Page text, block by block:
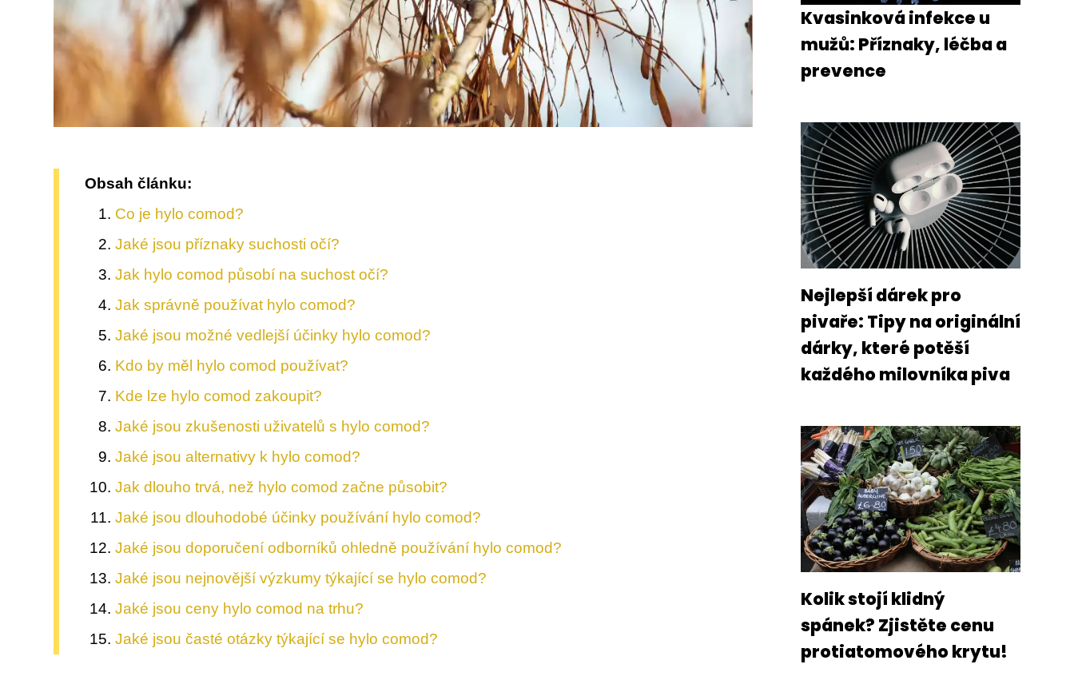
Obsah článku:
Co je hylo comod?
Jaké jsou příznaky suchosti očí?
Jak hylo comod působí na suchost očí?
Jak správně používat hylo comod?
Jaké jsou možné vedlejší účinky hylo comod?
Kdo by měl hylo comod používat?
Kde lze hylo comod zakoupit?
Jaké jsou zkušenosti uživatelů s hylo comod?
Jaké jsou alternativy k hylo comod?
Jak dlouho trvá, než hylo comod začne působit?
Jaké jsou dlouhodobé účinky používání hylo comod?
Jaké jsou doporučení odborníků ohledně používání hylo comod?
Jaké jsou nejnovější výzkumy týkající se hylo comod?
Jaké jsou ceny hylo comod na trhu?
Jaké jsou časté otázky týkající se hylo comod?
Kvasinková infekce u
mužů: Příznaky, léčba a
prevence
Nejlepší dárek pro
pivaře: Tipy na originální
dárky, které potěší
každého milovníka piva
Kolik stojí klidný
spánek? Zjistěte cenu
protiatomového krytu!